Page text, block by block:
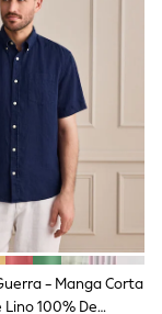
- Manga Corta
Lino 100% De